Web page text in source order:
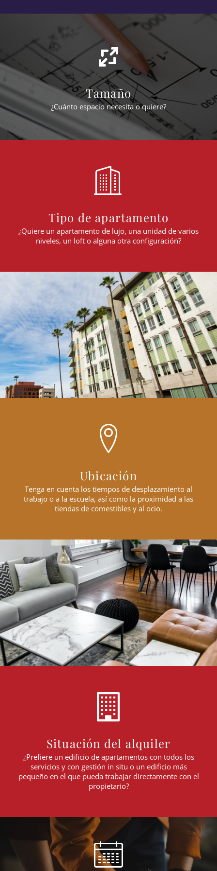
Tamaño
¿Cuánto espacio necesita o quiere?
Tipo de apartamento
¿Quiere un apartamento de lujo, una unidad de varios
niveles, un loft o alguna otra configuración?
Ubicación
Tenga en cuenta los tiempos de desplazamiento al
trabajo o a la escuela, así como la proximidad a las
tiendas de comestibles y al ocio.
Situación del alquiler
¿Prefiere un edificio de apartamentos con todos los
servicios y con gestión in situ o un edificio más
pequeño en el que pueda trabajar directamente con el
propietario?